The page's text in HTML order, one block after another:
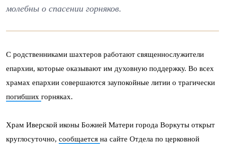
молебны о спасении горняков.
С родственниками шахтеров работают священнослужители
епархии, которые оказывают им духовную поддержку. Во всех
храмах епархии совершаются заупокойные литии о трагически
погибших горняках.
Храм Иверской иконы Божией Матери города Воркуты открыт
круглосуточно, сообщается на сайте Отдела по церковной